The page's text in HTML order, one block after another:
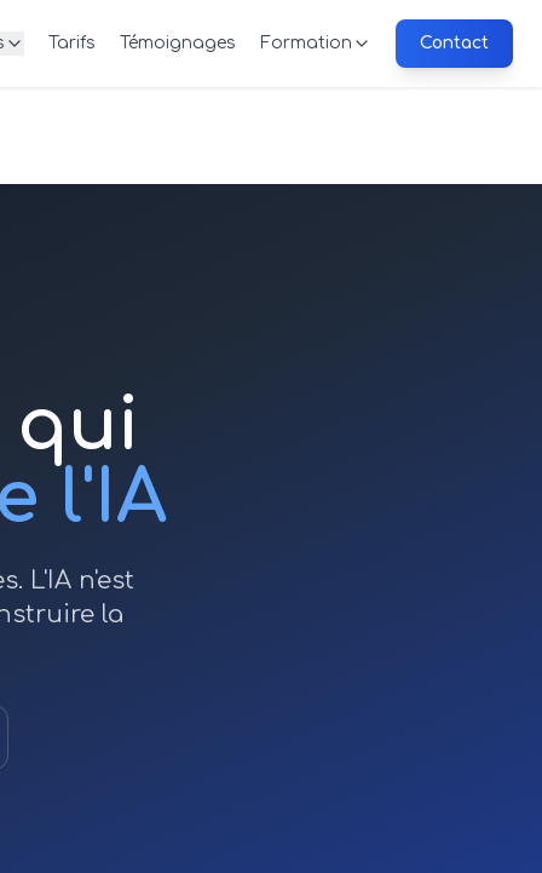
Tarifs Témoignages Formation Contact
qui
l'IA
L'IA n'est
la